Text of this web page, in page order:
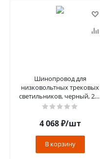
Шинопровод для
низковольтных трековых
светильников, черный, 2м,
CABM1001
4 068₽/шт
В корзину